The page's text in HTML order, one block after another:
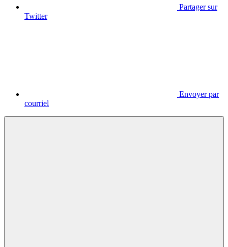
Partager sur
Twitter
Envoyer par
courriel